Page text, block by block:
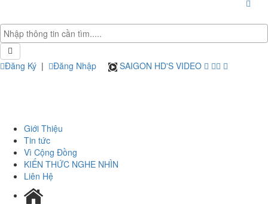
Đăng Ký | Đăng Nhập SAIGON HD'S VIDEO
Giới Thiệu
Tin tức
Vì Cộng Đồng
KIẾN THỨC NGHE NHÌN
Liên Hệ